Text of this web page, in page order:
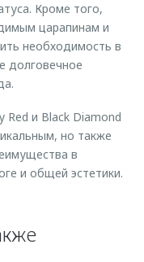
Кроме того,
царапинам и
необходимость в
долговечное
и Black Diamond
но также
в
и общей эстетики.